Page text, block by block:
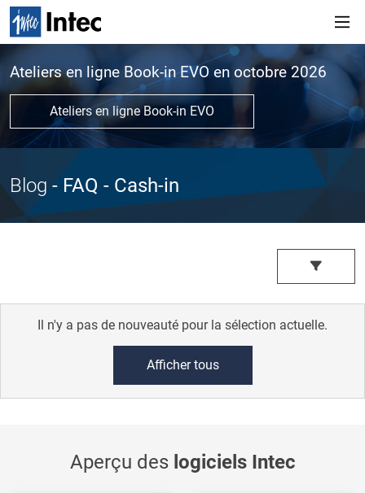
Ateliers en ligne Book-in EVO en octobre 2026
Ateliers en ligne Book-in EVO
Blog - FAQ - Cash-in
Il n'y a pas de nouveauté pour la sélection actuelle.
Afficher tous
Aperçu des logiciels Intec